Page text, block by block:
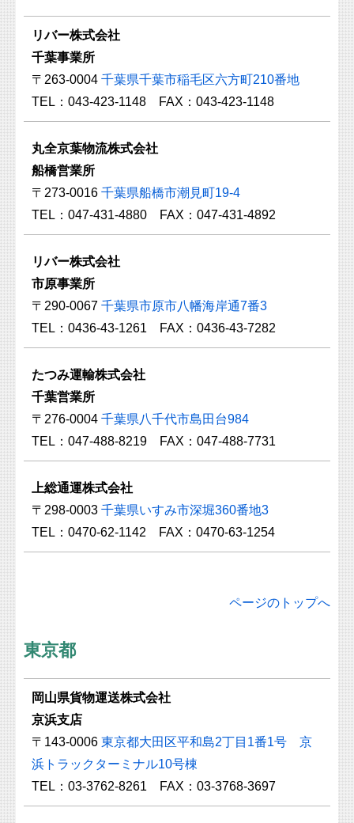
リバー株式会社
千葉事業所
〒263-0004 千葉県千葉市稲毛区六方町210番地
TEL：043-423-1148 FAX：043-423-1148
丸全京葉物流株式会社
船橋営業所
〒273-0016 千葉県船橋市潮見町19-4
TEL：047-431-4880 FAX：047-431-4892
リバー株式会社
市原事業所
〒290-0067 千葉県市原市八幡海岸通7番3
TEL：0436-43-1261 FAX：0436-43-7282
たつみ運輸株式会社
千葉営業所
〒276-0004 千葉県八千代市島田台984
TEL：047-488-8219 FAX：047-488-7731
上総通運株式会社
〒298-0003 千葉県いすみ市深堀360番地3
TEL：0470-62-1142 FAX：0470-63-1254
ページのトップへ
東京都
岡山県貨物運送株式会社
京浜支店
〒143-0006 東京都大田区平和島2丁目1番1号 京
浜トラックターミナル10号棟
TEL：03-3762-8261 FAX：03-3768-3697